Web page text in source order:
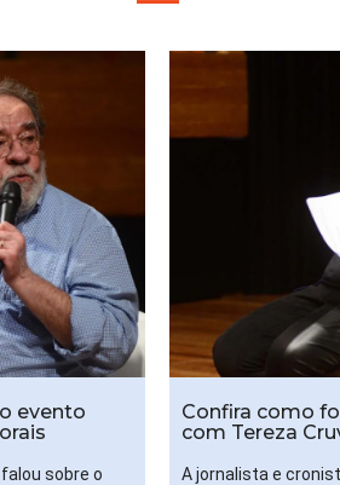
evento
sobre o
Confira como
com Tereza
A jornalista e